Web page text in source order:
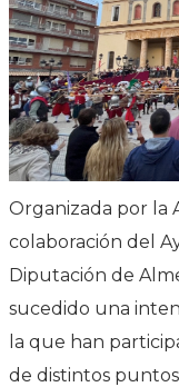
Organizada por la
colaboración del
Diputación de
sucedido una
la que han
de distintos